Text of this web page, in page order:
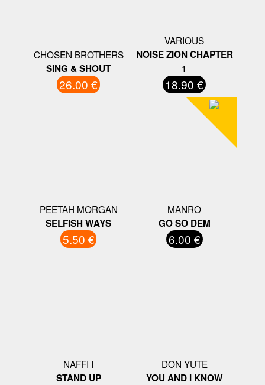
CHOSEN BROTHERS
SING & SHOUT
26.00 €
VARIOUS
NOISE ZION CHAPTER
1
18.90 €
PEETAH MORGAN
SELFISH WAYS
5.50 €
MANRO
GO SO DEM
6.00 €
NAFFI I
STAND UP
DON YUTE
YOU AND I KNOW